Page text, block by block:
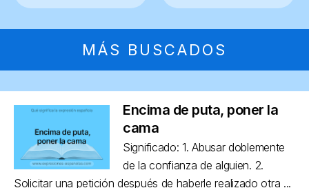
MÁS BUSCADOS
Encima de puta, poner la
cama
Significado: 1. Abusar doblemente
de la confianza de alguien. 2.
Solicitar una petición después de haberle realizado otra ...